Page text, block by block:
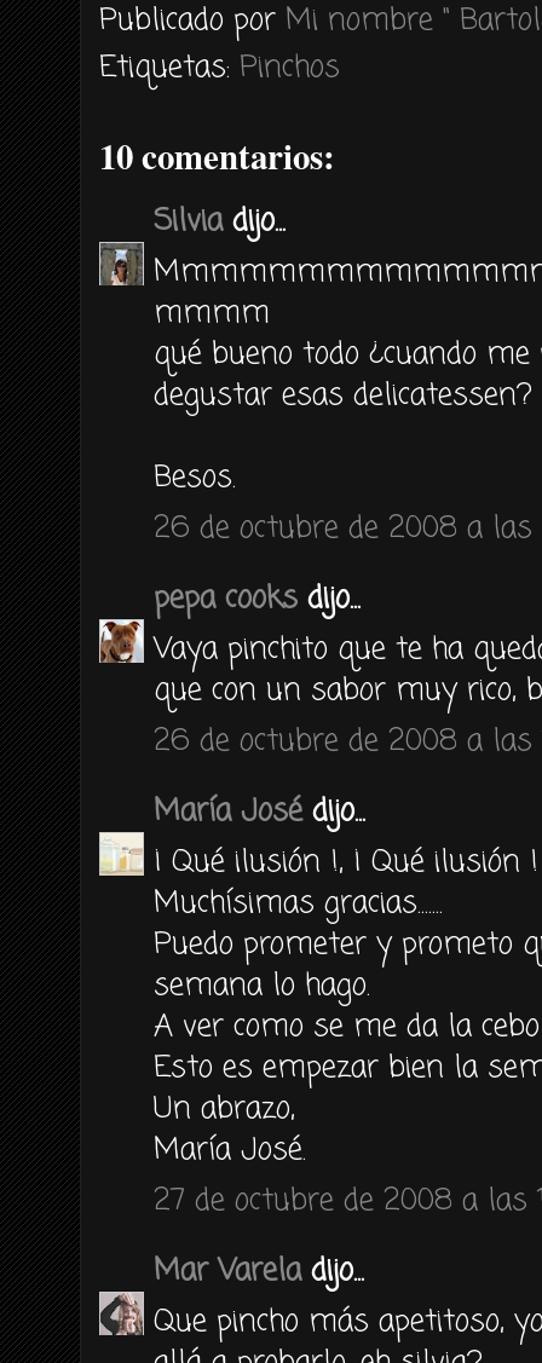
Publicado por Mi nombre "
Etiquetas: Pinchos
10 comentarios:
Silviadijo...
mmmm
qué bueno todo ¿cuando
degustar esas delicatessen?
Besos.
26 de octubre de 2008 a las
pepa cooks dijo...
Vaya pinchito que te ha
que con un sabor muy rico,
26 de octubre de 2008 a las
María Josédijo...
¡ Qué ilusión !, ¡ Qué ilusión !
Muchísimas gracias.......
Puedo prometer y prometo
semana lo hago.
A ver como se me da la
Esto es empezar bien la
Un abrazo,
María José.
27 de octubre de 2008 a las
Mar Vareladijo...
Que pincho más apetitoso,